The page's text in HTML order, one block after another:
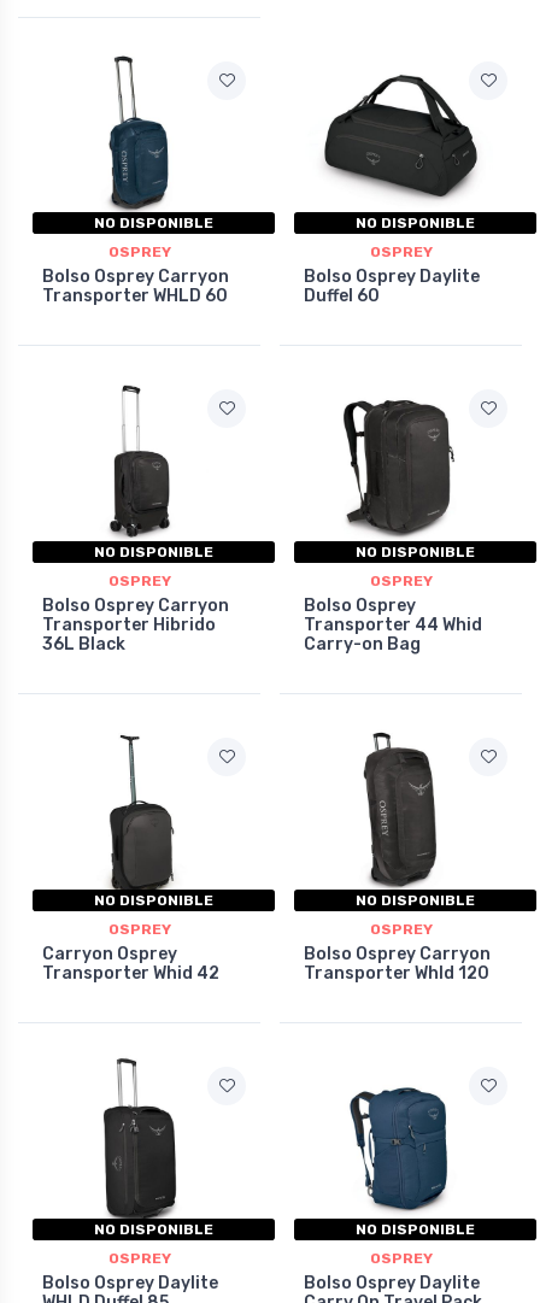
NO DISPONIBLE
OSPREY
Bolso Osprey Carryon
Transporter WHLD 60
NO DISPONIBLE
OSPREY
Bolso Osprey Daylite
Duffel 60
NO DISPONIBLE
OSPREY
Bolso Osprey Carryon
Transporter Hibrido
36L Black
NO DISPONIBLE
OSPREY
Bolso Osprey
Transporter 44 Whid
Carry-on Bag
NO DISPONIBLE
OSPREY
Carryon Osprey
Transporter Whid 42
NO DISPONIBLE
OSPREY
Bolso Osprey Carryon
Transporter Whld 120
NO DISPONIBLE
OSPREY
Bolso Osprey Daylite
NO DISPONIBLE
OSPREY
Bolso Osprey Daylite